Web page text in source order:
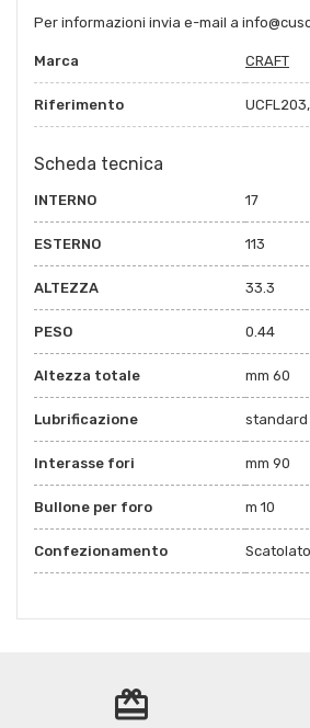
Per informazioni invia e-mail a
Marca CRAFT
Riferimento
Scheda tecnica
INTERNO 17
ESTERNO 113
ALTEZZA 33.3
PESO 0.44
Altezza totale mm 60
Lubrificazione standard
Interasse fori mm 90
Bullone per foro m 10
Confezionamento
redeem